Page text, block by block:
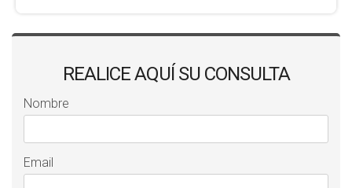
REALICE AQUÍ SU CONSULTA
Nombre
Email